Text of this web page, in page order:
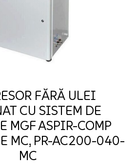
FĂRĂ ULEI
CU SISTEM DE
MGF ASPIR-COMP
MC, PR-AC200-040-
MC